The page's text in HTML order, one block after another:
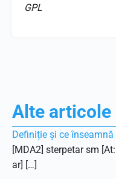
GPL
Alte articole
Definiție și ce înseamnă
[MDA2] sterpetar sm
ar] […]